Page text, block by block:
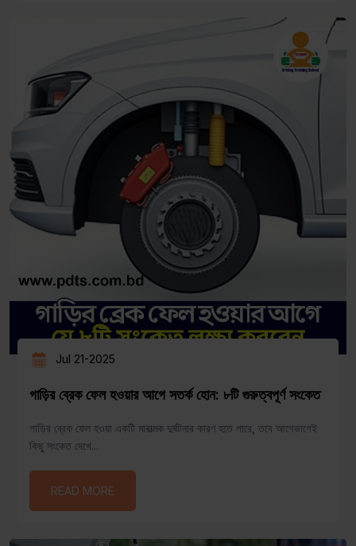
Jul 21-2025
গাড়ির ব্রেক ফেল হওয়ার আগে সতর্ক হোন: ৮টি গুরুত্বপূর্ণ সংকেত
গাড়ির ব্রেক ফেল হওয়া একটি মারাত্মক দুর্ঘটনার কারণ হতে পারে, তবে আগেভাগেই
কিছু সংকেত দেখে...
READ MORE